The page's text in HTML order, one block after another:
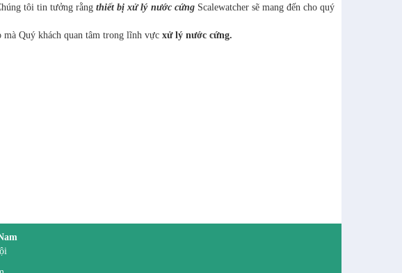
tôi tin tưởng rằngthiết bị xử lý nước cứngScalewatcher sẽ mang đến cho quý
mà Quý khách quan tâm trong lĩnh vực xử lý nước cứng.